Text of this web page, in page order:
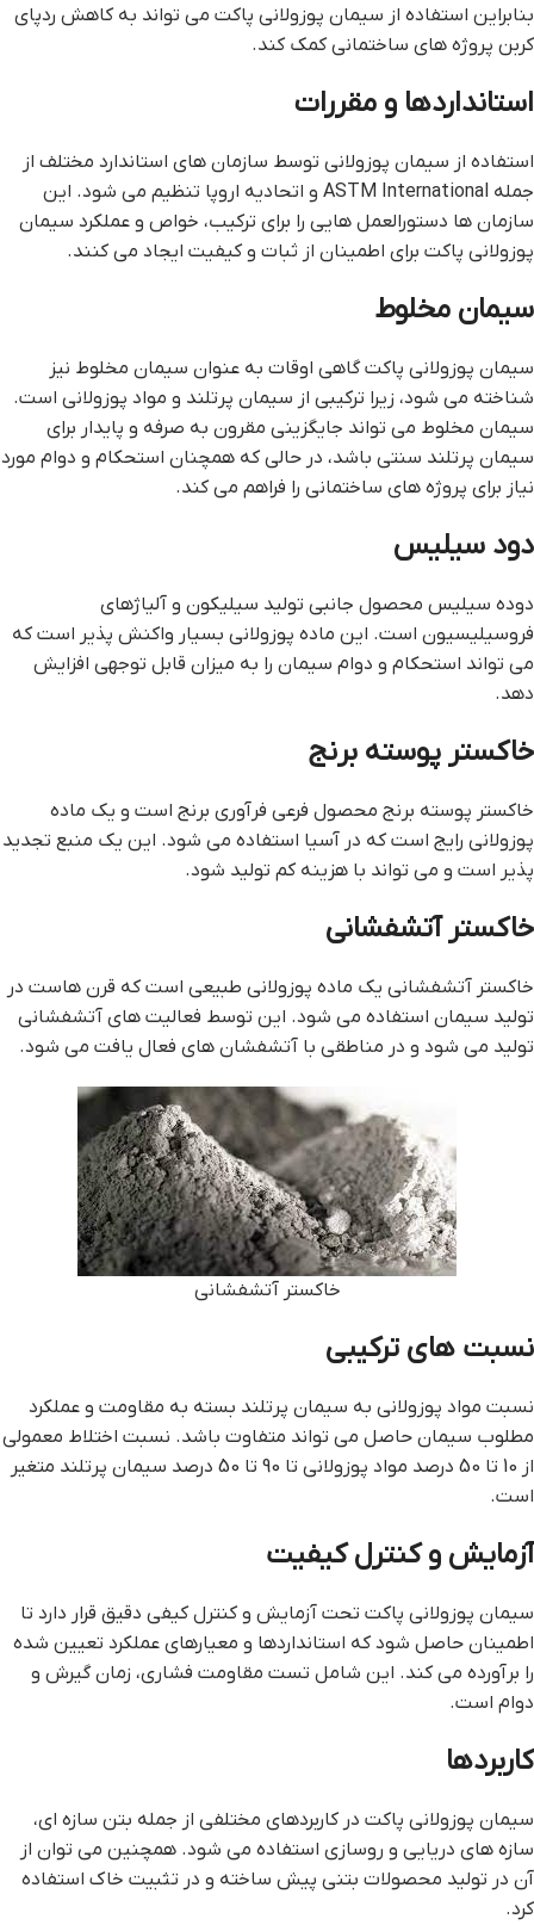
بنابراین استفاده از سیمان پوزولانی پاکت می تواند به کاهش ردپای
کربن پروژه های ساختمانی کمک کند.
استانداردها و مقررات
استفاده از سیمان پوزولانی توسط سازمان های استاندارد مختلف از
جمله ASTM International و اتحادیه اروپا تنظیم می شود. این
سازمان ها دستورالعمل هایی را برای ترکیب، خواص و عملکرد سیمان
پوزولانی پاکت برای اطمینان از ثبات و کیفیت ایجاد می کنند.
سیمان مخلوط
سیمان پوزولانی پاکت گاهی اوقات به عنوان سیمان مخلوط نیز
شناخته می شود، زیرا ترکیبی از سیمان پرتلند و مواد پوزولانی است.
سیمان مخلوط می تواند جایگزینی مقرون به صرفه و پایدار برای
سیمان پرتلند سنتی باشد، در حالی که همچنان استحکام و دوام مورد
نیاز برای پروژه های ساختمانی را فراهم می کند.
دود سیلیس
دوده سیلیس محصول جانبی تولید سیلیکون و آلیاژهای
فروسیلیسیون است. این ماده پوزولانی بسیار واکنش پذیر است که
می تواند استحکام و دوام سیمان را به میزان قابل توجهی افزایش
دهد.
خاکستر پوسته برنج
خاکستر پوسته برنج محصول فرعی فرآوری برنج است و یک ماده
پوزولانی رایج است که در آسیا استفاده می شود. این یک منبع تجدید
پذیر است و می تواند با هزینه کم تولید شود.
خاکستر آتشفشانی
خاکستر آتشفشانی یک ماده پوزولانی طبیعی است که قرن هاست در
تولید سیمان استفاده می شود. این توسط فعالیت های آتشفشانی
تولید می شود و در مناطقی با آتشفشان های فعال یافت می شود.
خاکستر آتشفشانی
نسبت های ترکیبی
نسبت مواد پوزولانی به سیمان پرتلند بسته به مقاومت و عملکرد
مطلوب سیمان حاصل می تواند متفاوت باشد. نسبت اختلاط معمولی
از 10 تا 50 درصد مواد پوزولانی تا 90 تا 50 درصد سیمان پرتلند متغیر
است.
آزمایش و کنترل کیفیت
سیمان پوزولانی پاکت تحت آزمایش و کنترل کیفی دقیق قرار دارد تا
اطمینان حاصل شود که استانداردها و معیارهای عملکرد تعیین شده
را برآورده می کند. این شامل تست مقاومت فشاری، زمان گیرش و
دوام است.
کاربردها
سیمان پوزولانی پاکت در کاربردهای مختلفی از جمله بتن سازه ای،
سازه های دریایی و روسازی استفاده می شود. همچنین می توان از
آن در تولید محصولات بتنی پیش ساخته و در تثبیت خاک استفاده
کرد.